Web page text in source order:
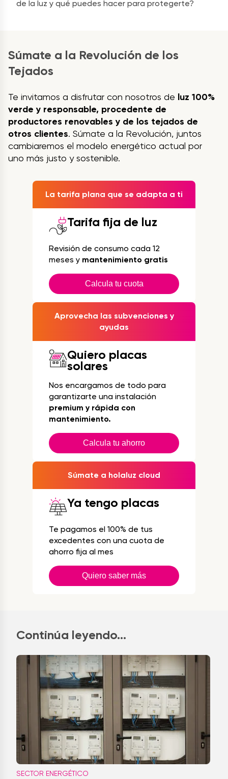
de la luz y qué puedes hacer para protegerte?
Súmate a la Revolución de los
Tejados
Te invitamos a disfrutar con nosotros de luz 100%
verde y responsable, procedente de
productores renovables y de los tejados de
otros clientes. Súmate a la Revolución, juntos
cambiaremos el modelo energético actual por
uno más justo y sostenible.
La tarifa plana que se adapta a ti
Tarifa fija de luz
Revisión de consumo cada 12
meses y mantenimiento gratis
Calcula tu cuota
Aprovecha las subvenciones y
ayudas
Quiero placas
solares
Nos encargamos de todo para
garantizarte una instalación
premium y rápida con
mantenimiento.
Calcula tu ahorro
Súmate a holaluz cloud
Ya tengo placas
Te pagamos el 100% de tus
excedentes con una cuota de
ahorro fija al mes
Quiero saber más
Continúa leyendo...
SECTOR ENERGÉTICO